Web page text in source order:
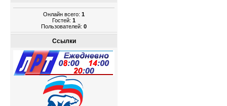
Онлайн всего: 1
Гостей: 1
Пользователей: 0
Ссылки